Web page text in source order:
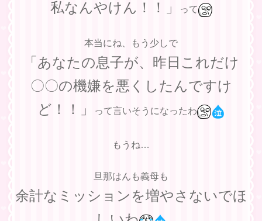
私なんやけん！！」
って
本当にね、もう少しで
「あなたの息子が、昨日これだけ
〇〇の機嫌を悪くしたんですけ
ど！！」
って言いそうになったわ
もうね…
旦那はんも義母も
余計なミッションを増やさないでほ